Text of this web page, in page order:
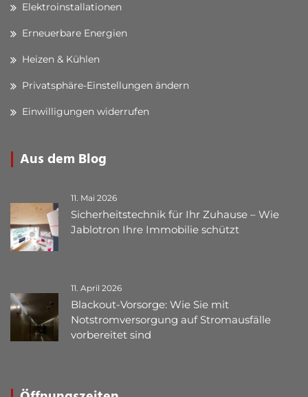
Elektroinstallationen
Erneuerbare Energien
Heizen & Kühlen
Privatsphäre-Einstellungen ändern
Einwilligungen widerrufen
Aus dem Blog
11. Mai 2026
Sicherheitstechnik für Ihr Zuhause – Wie
Jablotron Ihre Immobilie schützt
11. April 2026
Blackout-Vorsorge: Wie Sie mit
Notstromversorgung auf Stromausfälle
vorbereitet sind